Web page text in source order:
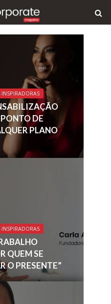
INSPIRADORAS
DE
PLANO
INSPIRADORAS
QUEM SE
O PRESENTE”